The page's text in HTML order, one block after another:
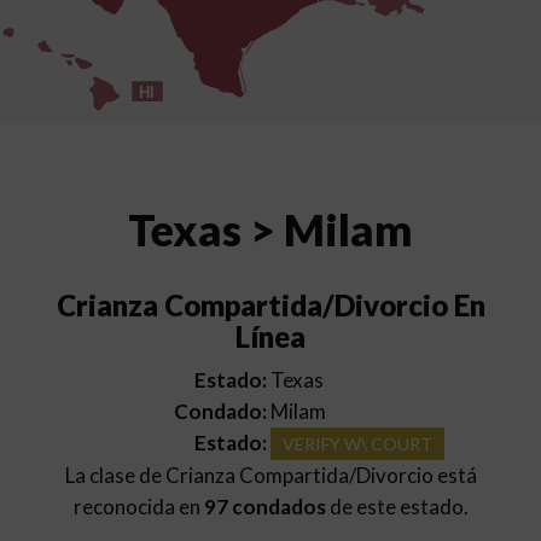
HI
Texas > Milam
Crianza Compartida/Divorcio En
Línea
Estado: Texas
Condado: Milam
Estado:
VERIFY W\ COURT
La clase de Crianza Compartida/Divorcio está
reconocida en 97 condadosde este estado.